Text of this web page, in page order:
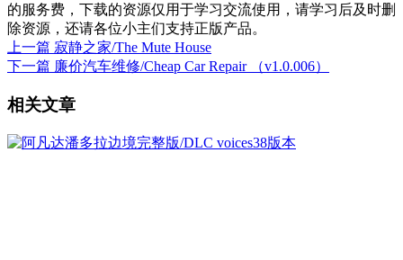
的服务费，下载的资源仅用于学习交流使用，请学习后及时删
除资源，还请各位小主们支持正版产品。
上一篇 寂静之家/The Mute House
下一篇 廉价汽车维修/Cheap Car Repair （v1.0.006）
相关文章